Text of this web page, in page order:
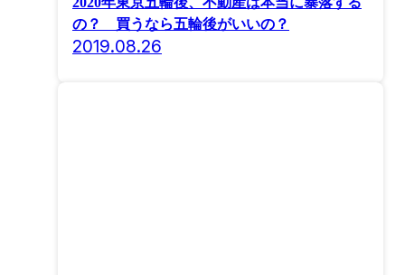
の？ 買うなら五輪後がいいの？
2019.08.26